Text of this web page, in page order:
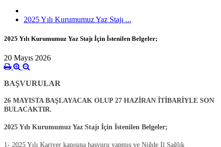
2025 Yılı Kurumumuz Yaz Stajı ...
2025 Yılı Kurumumuz Yaz Stajı İçin İstenilen Belgeler;
20 Mayıs 2026
BAŞVURULAR
26 MAYISTA BAŞLAYACAK OLUP 27 HAZİRAN İTİBARİYLE SON
BULACAKTIR.
2025 Yılı Kurumumuz Yaz Stajı İçin İstenilen Belgeler;
1- 2025 Yılı Kariyer kapısına başvuru yapmış ve Niğde İl Sağlık